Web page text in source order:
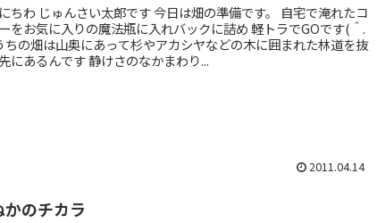
ちわ じゅんさい太郎です 今日は畑の準備です。 自宅で淹れたコ
をお気に入りの魔法瓶に入れバックに詰め 軽トラでGOです(＾.
ちの畑は山奥にあって杉やアカシヤなどの木に囲まれた林道を抜
にあるんです 静けさのなかまわり...
2011.04.14
かのチカラ